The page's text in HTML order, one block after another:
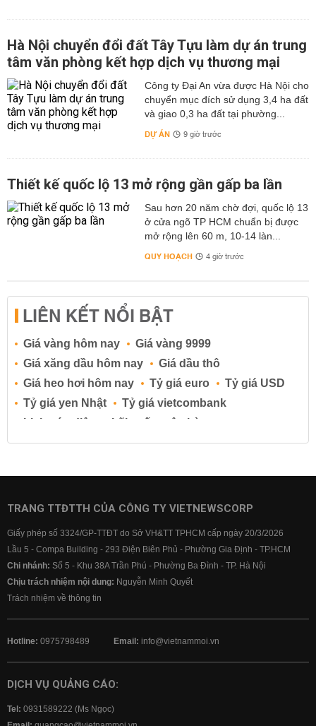
Hà Nội chuyển đổi đất Tây Tựu làm dự án trung
tâm văn phòng kết hợp dịch vụ thương mại
Công ty Đại An vừa được Hà Nội cho
chuyển mục đích sử dụng 3,4 ha đất
và giao 0,3 ha đất tại phường...
DỰ ÁN 9 giờ trước
Thiết kế quốc lộ 13 mở rộng gần gấp ba lần
Sau hơn 20 năm chờ đợi, quốc lộ 13
ở cửa ngõ TP HCM chuẩn bị được
mở rộng lên 60 m, 10-14 làn...
QUY HOẠCH 4 giờ trước
LIÊN KẾT NỔI BẬT
Giá vàng hôm nay
Giá vàng 9999
Giá xăng dầu hôm nay
Giá dầu thô
Giá heo hơi hôm nay
Tỷ giá euro
Tỷ giá USD
Tỷ giá yen Nhật
Tỷ giá vietcombank
Lịch cúp điện
Lãi suất ngân hàng
Lãi suất tiết kiệm
Lãi suất tiền gửi
Lãi suất ngân hàng BIDV
Lãi suất ngân hàng Vietcombank
TRANG TTĐTTH CỦA CÔNG TY VIETNEWSCORP
Giấy phép số 3324/GP-TTĐT do Sở VH&TT TPHCM cấp ngày 20/3/2026
Lầu 5 - Compa Building - 293 Điện Biên Phủ - Phường Gia Định - TP.HCM
Chi nhánh: Số 5 - Khu 38A Trần Phú - Phường Ba Đình - TP. Hà Nội
Chịu trách nhiệm nội dung: Nguyễn Minh Quyết
Trách nhiệm về thông tin
Hotline: 0975798489 Email: info@vietnammoi.vn
DỊCH VỤ QUẢNG CÁO:
Tel: 0931589222 (Ms Ngọc)